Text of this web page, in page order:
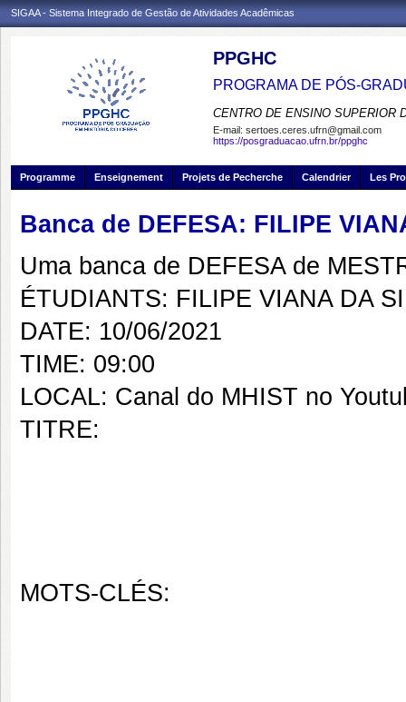
SIGAA - Sistema Integrado de Gestão de Atividades Acadêmicas
PPGHC
PROGRAMA DE PÓS-
CENTRO DE ENSINO SUPERIOR
E-mail: sertoes.ceres.ufrn@gmail.com
https://posgraduacao.ufrn.br/ppghc
Programme Enseignement Projets de Pecherche Calendrier Les
Banca de DEFESA: FILIPE
Uma banca de DEFESA de
ÉTUDIANTS: FILIPE VIANA DA
DATE: 10/06/2021
TIME: 09:00
LOCAL: Canal do MHIST no
TITRE:
MOTS-CLÉS: